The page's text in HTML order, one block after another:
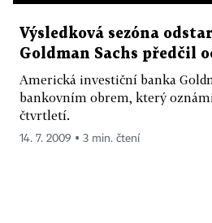
Výsledková sezóna
Goldman Sachs předčil
Americká investiční banka
bankovním obrem, který
čtvrtletí.
14. 7. 2009 ▪ 3 min. čtení